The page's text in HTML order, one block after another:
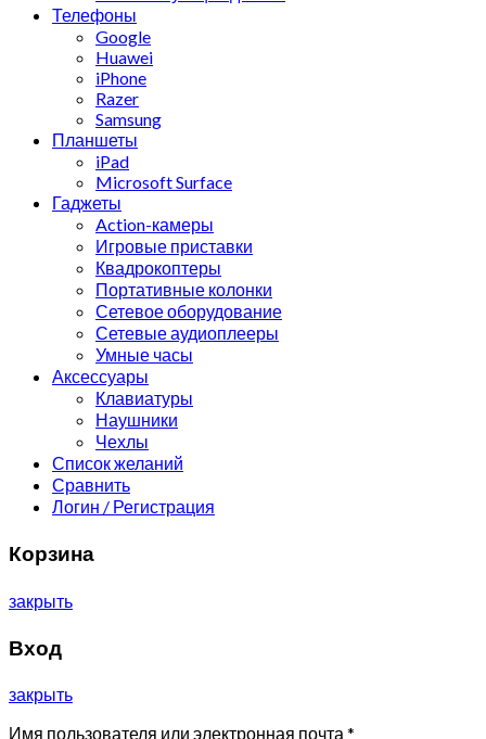
Телефоны
Google
Huawei
iPhone
Razer
Samsung
Планшеты
iPad
Microsoft Surface
Гаджеты
Action-камеры
Игровые приставки
Квадрокоптеры
Портативные колонки
Сетевое оборудование
Сетевые аудиоплееры
Умные часы
Аксессуары
Клавиатуры
Наушники
Чехлы
Список желаний
Сравнить
Логин / Регистрация
Корзина
закрыть
Вход
закрыть
Имя пользователя или электронная почта *